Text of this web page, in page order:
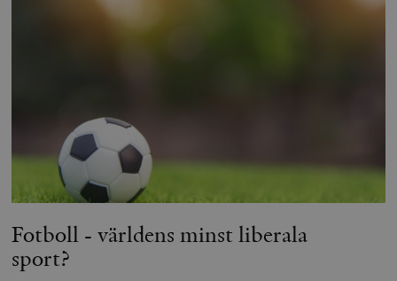
Fotboll - världens minst liberala
sport?